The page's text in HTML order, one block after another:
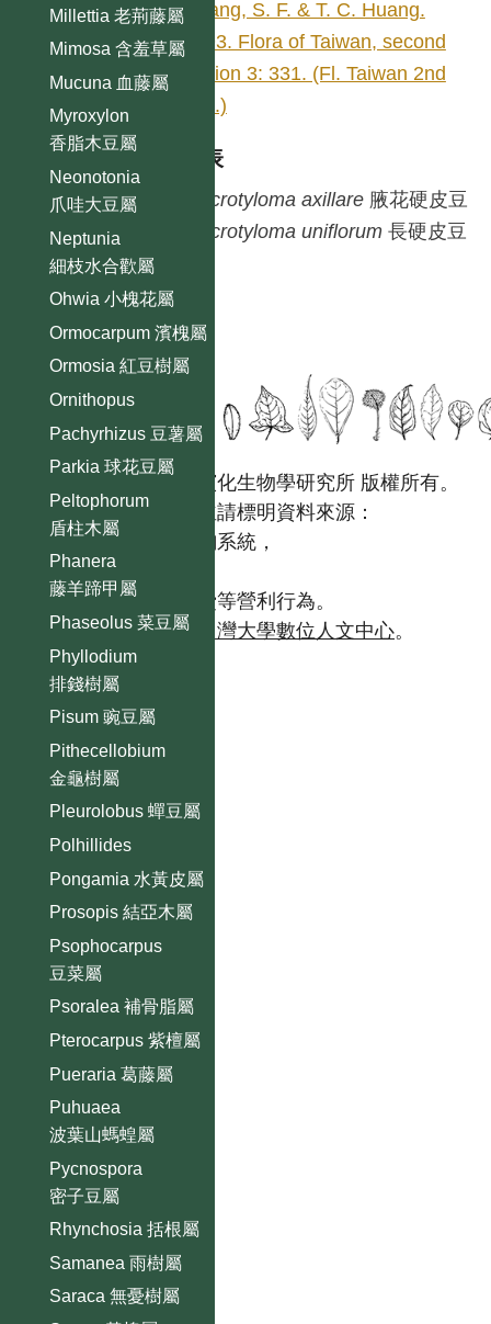
Millettia 老荊藤屬
Mimosa 含羞草屬
Mucuna 血藤屬
Myroxylon
香脂木豆屬
Neonotonia
爪哇大豆屬
Neptunia
細枝水合歡屬
Ohwia 小槐花屬
Ormocarpum 濱槐屬
Ormosia 紅豆樹屬
Ornithopus
Pachyrhizus 豆薯屬
Parkia 球花豆屬
Peltophorum
盾柱木屬
Phanera
藤羊蹄甲屬
Phaseolus 菜豆屬
Phyllodium
排錢樹屬
Pisum 豌豆屬
Pithecellobium
金龜樹屬
Pleurolobus 蟬豆屬
Polhillides
Pongamia 水黃皮屬
Prosopis 結亞木屬
Psophocarpus
豆菜屬
Psoralea 補骨脂屬
Pterocarpus 紫檀屬
Pueraria 葛藤屬
Puhuaea
波葉山螞蝗屬
Pycnospora
密子豆屬
Rhynchosia 括根屬
Samanea 雨樹屬
Saraca 無憂樹屬
Huang, S. F. & T. C. Huang.
1993. Flora of Taiwan, second
edition 3: 331. (Fl. Taiwan 2nd
edit.)
種列表
Macrotyloma axillare 腋花硬皮豆
Macrotyloma uniflorum 長硬皮豆
國立台灣大學生態學與演化生物學研究所 版權所有。
歡迎引用本網站資料，並請標明資料來源：
【台灣植物資訊整合查詢系統，
https://tai2.ntu.edu.tw。】
且不得有收取資料查詢費等營利行為。
如需商業使用，請聯繫
台灣大學數位人文中心。